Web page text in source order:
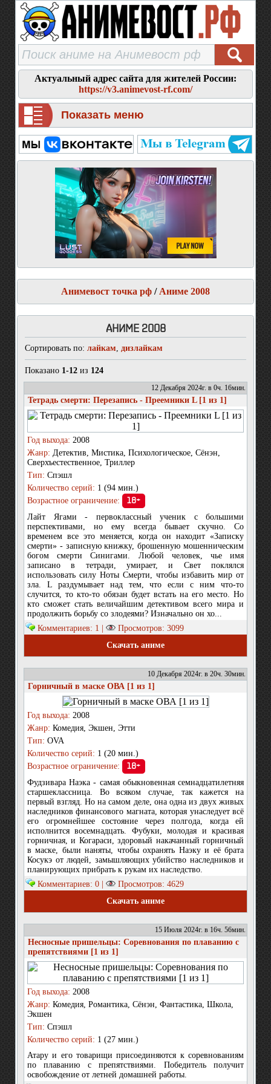
Актуальный адрес сайта для жителей России:
https://v3.animevost-rf.com/
Показать меню
Анимевост точка рф / Аниме 2008
АНИМЕ 2008
Сортировать по: лайкам, дизлайкам
Показано 1-12 из 124
12 Декабря 2024г. в 0ч. 16мин.
Тетрадь смерти: Перезапись - Преемники L [1 из 1]
Год выхода: 2008
Жанр: Детектив, Мистика, Психологическое, Сёнэн,
Сверхъестественное, Триллер
Тип: Спэшл
Количество серий: 1 (94 мин.)
Возрастное ограничение:
18+
Лайт Ягами - первоклассный ученик с большими
перспективами, но ему всегда бывает скучно. Со
временем все это меняется, когда он находит «Записку
смерти» - записную книжку, брошенную мошенническим
богом смерти Синигами. Любой человек, чье имя
записано в тетради, умирает, и Свет поклялся
использовать силу Ноты Смерти, чтобы избавить мир от
зла. L раздумывает над тем, что если с ним что-то
случится, то кто-то обязан будет встать на его место. Но
кто сможет стать величайшим детективом всего мира и
продолжить борьбу со злодеями? Изначально он хо...
Комментариев: 1 |
Просмотров: 3099
Скачать аниме
10 Декабря 2024г. в 20ч. 30мин.
Горничный в маске ОВА [1 из 1]
Год выхода: 2008
Жанр: Комедия, Экшен, Этти
Тип: OVA
Количество серий: 1 (20 мин.)
Возрастное ограничение:
18+
Фудзивара Наэка - самая обыкновенная семнадцатилетняя
старшеклассница. Во всяком случае, так кажется на
первый взгляд. Но на самом деле, она одна из двух живых
наследников финансового магната, которая унаследует всё
его огромнейшее состояние через полгода, когда ей
исполнится восемнадцать. Фубуки, молодая и красивая
горничная, и Когараси, здоровый накачанный горничный
в маске, были наняты, чтобы охранять Наэку и её брата
Косукэ от людей, замышляющих убийство наследников и
планирующих прибрать к рукам их наследство.
Комментариев: 0 |
Просмотров: 4629
Скачать аниме
15 Июля 2024г. в 16ч. 56мин.
Несносные пришельцы: Соревнования по плаванию с
препятствиями [1 из 1]
Год выхода: 2008
Жанр: Комедия, Романтика, Сёнэн, Фантастика, Школа,
Экшен
Тип: Спэшл
Количество серий: 1 (27 мин.)
Атару и его товарищи присоединяются к соревнованиям
по плаванию с препятствиями. Победитель получит
освобождение от летней домашней работы.